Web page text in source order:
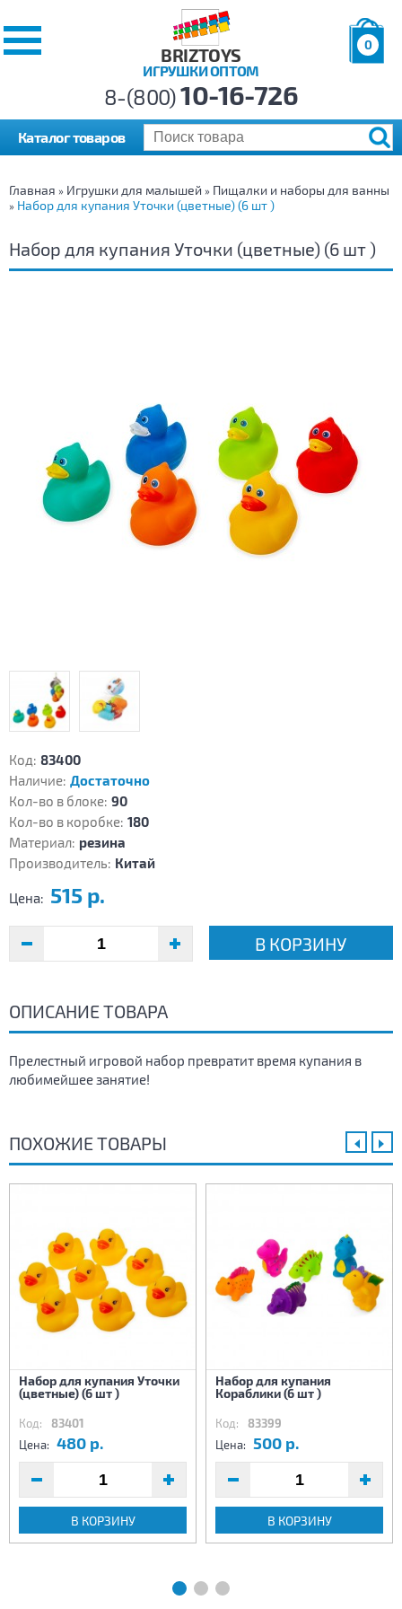
BRIZTOYS
ИГРУШКИ ОПТОМ
0
р.
8-(800)10-16-726
Каталог товаров
Главная » Игрушки для малышей » Пищалки и наборы для ванны
» Набор для купания Уточки (цветные) (6 шт )
Набор для купания Уточки (цветные) (6 шт )
Код: 83400
Наличие: Достаточно
Кол-во в блоке: 90
Кол-во в коробке: 180
Материал: резина
Производитель: Китай
Цена: 515 р.
В КОРЗИНУ
ОПИСАНИЕ ТОВАРА
Прелестный игровой набор превратит время купания в
любимейшее занятие!
ПОХОЖИЕ ТОВАРЫ
Набор для купания Уточки
(цветные) (6 шт )
Код: 83401
Цена: 480 р.
В КОРЗИНУ
Набор для купания
Кораблики (6 шт )
Код: 83399
Цена: 500 р.
В КОРЗИНУ